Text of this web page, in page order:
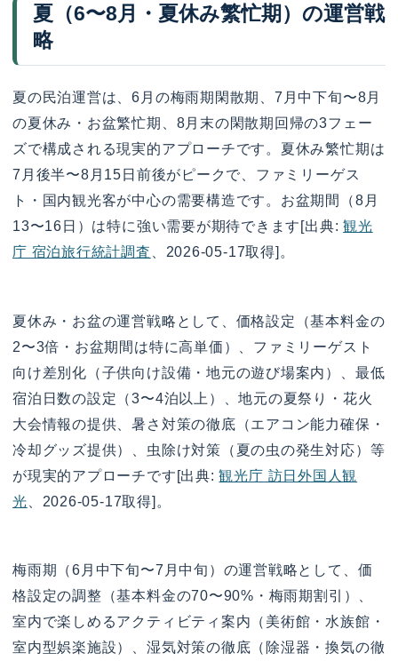
夏（6〜8月・夏休み繁忙期）の運営戦
略
夏の民泊運営は、6月の梅雨期閑散期、7月中下旬〜8月
の夏休み・お盆繁忙期、8月末の閑散期回帰の3フェー
ズで構成される現実的アプローチです。夏休み繁忙期は
7月後半〜8月15日前後がピークで、ファミリーゲス
ト・国内観光客が中心の需要構造です。お盆期間（8月
13〜16日）は特に強い需要が期待できます[出典:観光
庁 宿泊旅行統計調査
、2026-05-17取得]。
夏休み・お盆の運営戦略として、価格設定（基本料金の
2〜3倍・お盆期間は特に高単価）、ファミリーゲスト
向け差別化（子供向け設備・地元の遊び場案内）、最低
宿泊日数の設定（3〜4泊以上）、地元の夏祭り・花火
大会情報の提供、暑さ対策の徹底（エアコン能力確保・
冷却グッズ提供）、虫除け対策（夏の虫の発生対応）等
が現実的アプローチです[出典:観光庁 訪日外国人観
光 、2026-05-17取得]。
梅雨期（6月中下旬〜7月中旬）の運営戦略として、価
格設定の調整（基本料金の70〜90%・梅雨期割引）、
室内で楽しめるアクティビティ案内（美術館・水族館・
室内型娯楽施設）、湿気対策の徹底（除湿器・換気の徹